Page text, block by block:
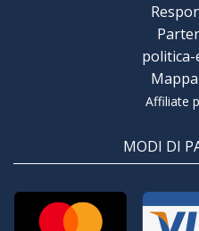
Affiliate
MODI DI